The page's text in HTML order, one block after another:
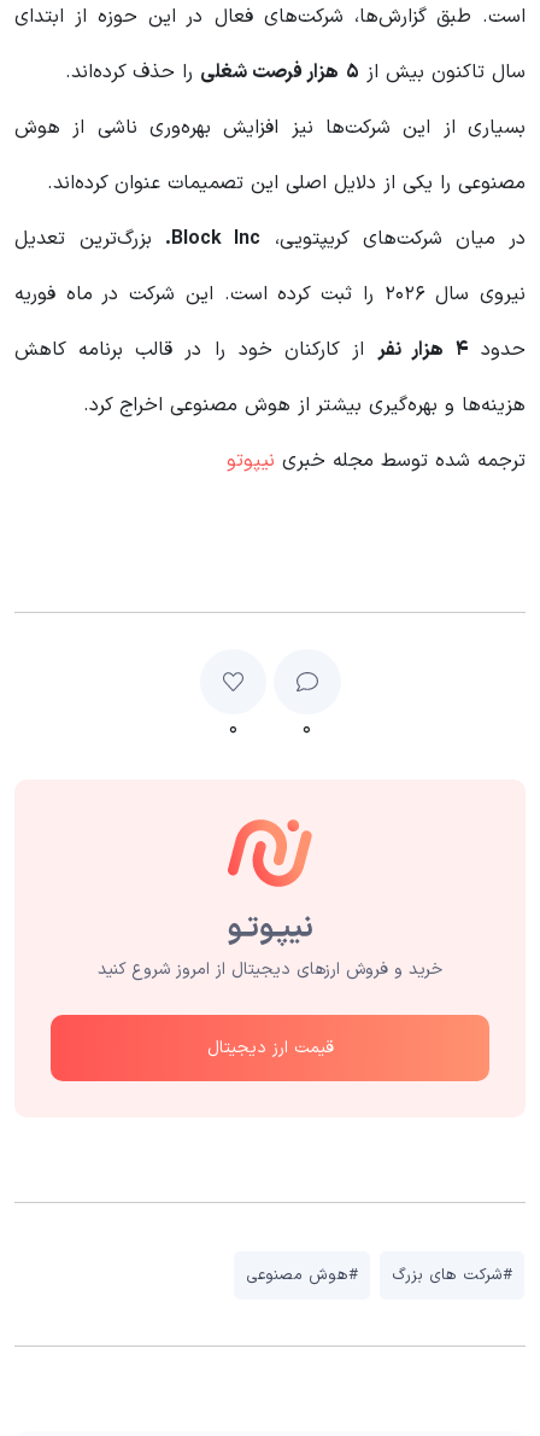
است. طبق گزارش‌ها، شرکت‌های فعال در این حوزه از ابتدای
سال تاکنون بیش از ۵ هزار فرصت شغلی را حذف کرده‌اند.
بسیاری از این شرکت‌ها نیز افزایش بهره‌وری ناشی از هوش
مصنوعی را یکی از دلایل اصلی این تصمیمات عنوان کرده‌اند.
در میان شرکت‌های کریپتویی، Block Inc.
بزرگ‌ترین تعدیل
نیروی سال ۲۰۲۶ را ثبت کرده است. این شرکت در ماه فوریه
حدود ۴ هزار نفر از کارکنان خود را در قالب برنامه کاهش
هزینه‌ها و بهره‌گیری بیشتر از هوش مصنوعی اخراج کرد.
ترجمه شده توسط مجله خبری نیپوتو
۰ ۰
خرید و فروش ارزهای دیجیتال از امروز شروع کنید
قیمت ارز دیجیتال
#شرکت های بزرگ #هوش مصنوعی